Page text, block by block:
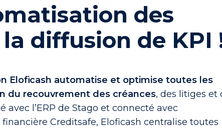
des
diffusion de KPI
Eloficash automatise et optimise toutes les
du recouvrement des créances, des litiges et
avec l’ERP de Stago et connecté avec
financière Creditsafe, Eloficash centralise toutes